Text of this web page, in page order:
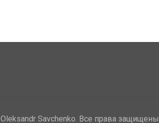
Oleksandr Savchenko. Все права